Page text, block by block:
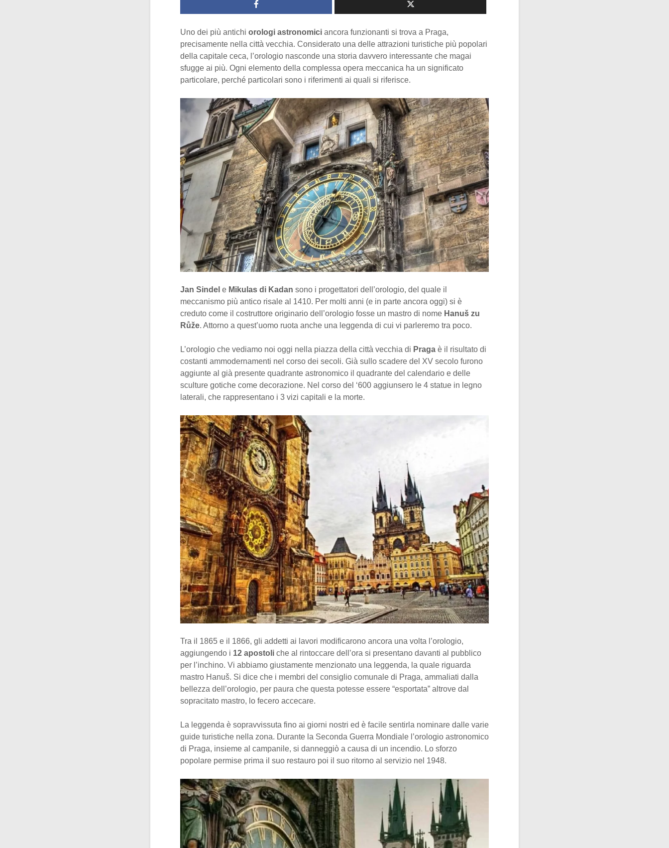
Uno dei più antichi orologi astronomici ancora funzionanti si trova a Praga,
precisamente nella città vecchia. Considerato una delle attrazioni turistiche più popolari
della capitale ceca, l’orologio nasconde una storia davvero interessante che magai
sfugge ai più. Ogni elemento della complessa opera meccanica ha un significato
particolare, perché particolari sono i riferimenti ai quali si riferisce.
Jan Sindel e Mikulas di Kadan sono i progettatori dell’orologio, del quale il
meccanismo più antico risale al 1410. Per molti anni (e in parte ancora oggi) si è
creduto come il costruttore originario dell’orologio fosse un mastro di nome Hanuš zu
Růže. Attorno a quest’uomo ruota anche una leggenda di cui vi parleremo tra poco.
L’orologio che vediamo noi oggi nella piazza della città vecchia di Praga è il risultato di
costanti ammodernamenti nel corso dei secoli. Già sullo scadere del XV secolo furono
aggiunte al già presente quadrante astronomico il quadrante del calendario e delle
sculture gotiche come decorazione. Nel corso del ‘600 aggiunsero le 4 statue in legno
laterali, che rappresentano i 3 vizi capitali e la morte.
Tra il 1865 e il 1866, gli addetti ai lavori modificarono ancora una volta l’orologio,
aggiungendo i 12 apostoli che al rintoccare dell’ora si presentano davanti al pubblico
per l’inchino. Vi abbiamo giustamente menzionato una leggenda, la quale riguarda
mastro Hanuš. Si dice che i membri del consiglio comunale di Praga, ammaliati dalla
bellezza dell’orologio, per paura che questa potesse essere “esportata” altrove dal
sopracitato mastro, lo fecero accecare.
La leggenda è sopravvissuta fino ai giorni nostri ed è facile sentirla nominare dalle varie
guide turistiche nella zona. Durante la Seconda Guerra Mondiale l’orologio astronomico
di Praga, insieme al campanile, si danneggiò a causa di un incendio. Lo sforzo
popolare permise prima il suo restauro poi il suo ritorno al servizio nel 1948.